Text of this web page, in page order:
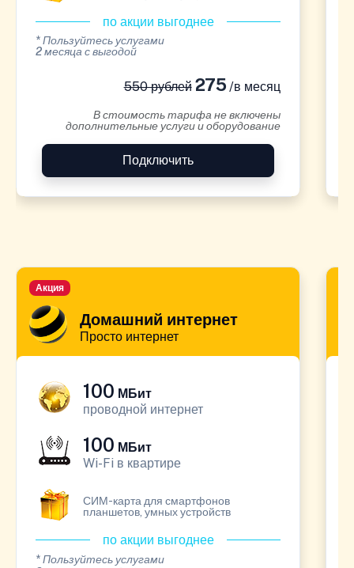
по акции выгоднее
* Пользуйтесь услугами
2 месяца с выгодой
550 рублей275 /в месяц
В стоимость тарифа не включены
дополнительные услуги и оборудование
Подключить
Домашний интернет
Просто интернет
Акция
100 МБит
проводной интернет
100 МБит
Wi-Fi в квартире
СИМ-карта для смартфонов
планшетов, умных устройств
по акции выгоднее
* Пользуйтесь услугами